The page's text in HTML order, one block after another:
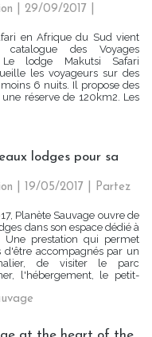
| 29/09/2017
en Afrique du Sud vient
catalogue des Voyages
Le lodge Makutsi Safari
les voyageurs sur des
6 nuits. Il propose des
réserve de 120km2. Les
lodges pour sa
| 19/05/2017
Partez
Planète Sauvage ouvre de
dans son espace dédié à
Une prestation qui permet
d'être accompagnés par un
de visiter le parc
l'hébergement, le petit-